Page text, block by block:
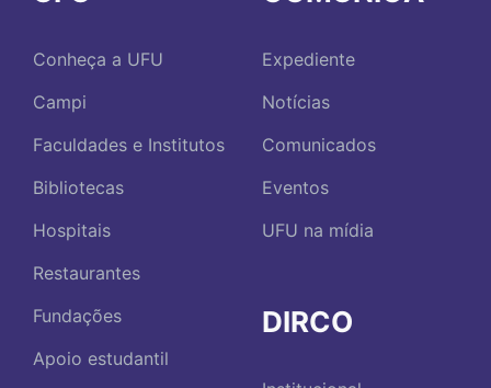
Conheça a UFU
Campi
Faculdades e Institutos
Bibliotecas
Hospitais
Restaurantes
Fundações
Apoio estudantil
Expediente
Notícias
Comunicados
Eventos
UFU na mídia
DIRCO